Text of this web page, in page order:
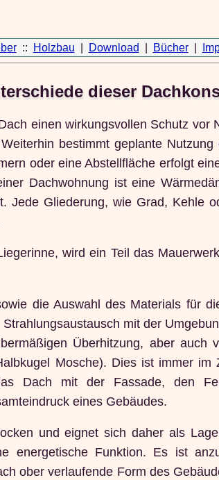
:: Holzbau Download Bücher|
dieser
einen wirkungsvollen Schutz vor
bestimmt geplante Nutzung
oder eine Abstellfläche erfolgt
Dachwohnung ist eine
Jede Gliederung, wie Grad, Kehle
wird ein Teil das
die Auswahl des Materials für
mit der
Überhitzung, aber auch
Mosche). Dies ist immer im
Dach mit der Fassade, den
eines Gebäudes.
und eignet sich daher als
energetische Funktion. Es ist
ober verlaufende Form des